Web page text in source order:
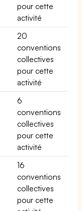
pour cette
activité
20
conventions
collectives
pour cette
activité
6
conventions
collectives
pour cette
activité
16
conventions
collectives
pour cette